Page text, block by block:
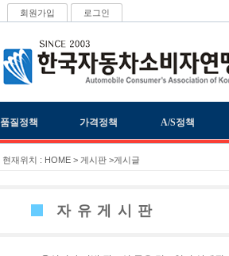
회원가입 로그인
품질정책 가격정책 A/S정책
현재위치 : HOME > 게시판 >게시글
자유게시판